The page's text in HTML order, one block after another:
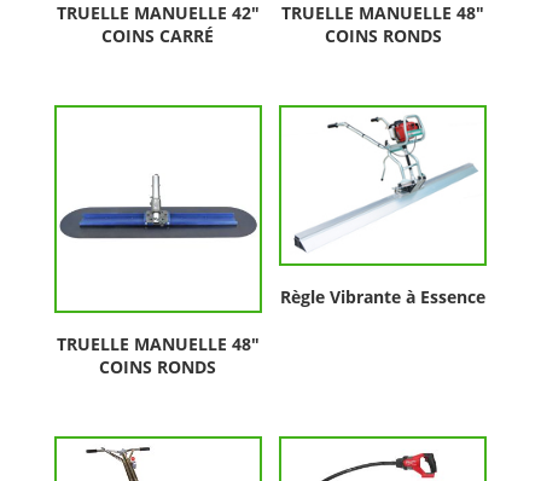
TRUELLE MANUELLE 42″
COINS CARRÉ
TRUELLE MANUELLE 48″
COINS RONDS
TRUELLE MANUELLE 48″
COINS RONDS
Règle Vibrante à Essence